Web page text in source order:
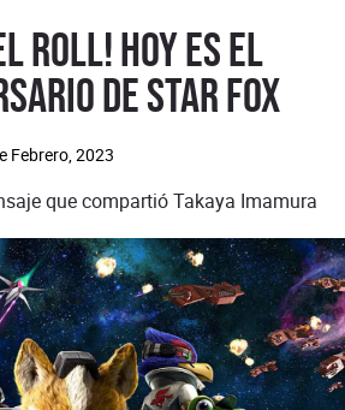
roll! Hoy es el
de Star Fox
Febrero, 2023
que compartió Takaya Imamura